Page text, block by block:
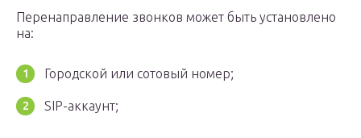
Перенаправление звонков может быть установлено
на:
Городской или сотовый номер;
SIP-аккаунт;